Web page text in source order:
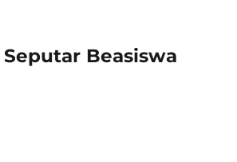
Beasiswa